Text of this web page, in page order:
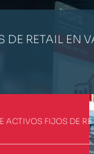
RETAIL EN
ACTIVOS FIJOS DE